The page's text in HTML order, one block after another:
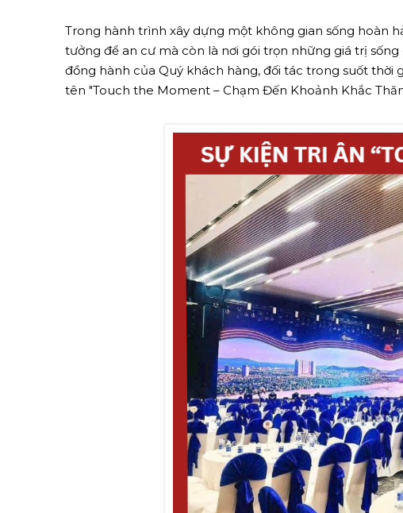
Trong hành trình xây dựng một không gian sống hoàn
tưởng để an cư mà còn là nơi gói trọn những giá trị
đồng hành của Quý khách hàng, đối tác trong suốt
tên "Touch the Moment – Chạm Đến Khoảnh Khắc